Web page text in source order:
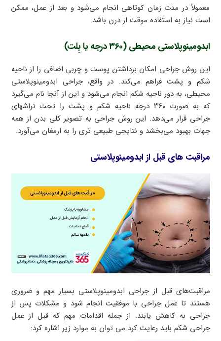
معمولاً در مدت زمان کوتاهی انجام می‌شود و بعد از عمل، ممکن
است نیاز به استفاده موقت از درن‌ باشد.
ابدومینوپلاستی محیطی (۳۶۰ درجه یا بِلت)
این روش جراحی امکان برداشتن پوست و چربی اضافی را از ناحیه
شکم و پشت فراهم می‌کند. در واقع، جراحی ابدومینوپلاستی
محیطی، به دور ناحیه شکم انجام می‌شود و این از آنجا نام می‌گیرد
که به صورت ۳۶۰ درجه ناحیه شکم و پشت را تحت تراشهای
جراحی قرار می‌دهد. این روش جراحی به تصویر کلی بدن از همه
جهات بهبود می‌بخشد و نتایجی طبیعی تری را به ارمغان می‌آورد.
مراقبت های قبل از ابدومینوپلاستی
مراقبت‌های قبل از جراحی ابدومینوپلاستی بسیار مهم و ضروری
هستند تا عمل جراحی با موفقیت انجام شود و مشکلات پس از
جراحی به کاهش یابند. از جمله اقدامات مهم که قبل از عمل
جراحی شکم باید رعایت کرد می توان به موارد زیر اشاره کرد: